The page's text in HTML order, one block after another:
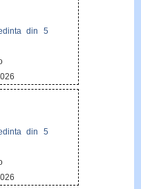
din 5
din 5